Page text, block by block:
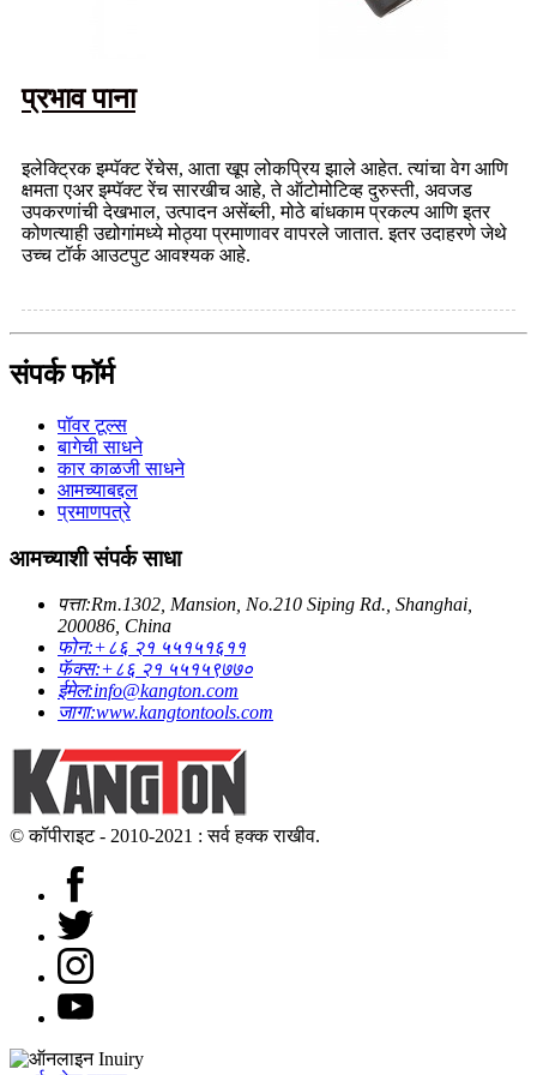
प्रभाव पाना
इलेक्ट्रिक इम्पॅक्ट रेंचेस, आता खूप लोकप्रिय झाले आहेत. त्यांचा वेग आणि
क्षमता एअर इम्पॅक्ट रेंच सारखीच आहे, ते ऑटोमोटिव्ह दुरुस्ती, अवजड
उपकरणांची देखभाल, उत्पादन असेंब्ली, मोठे बांधकाम प्रकल्प आणि इतर
कोणत्याही उद्योगांमध्ये मोठ्या प्रमाणावर वापरले जातात. इतर उदाहरणे जेथे
उच्च टॉर्क आउटपुट आवश्यक आहे.
संपर्क फॉर्म
पॉवर टूल्स
बागेची साधने
कार काळजी साधने
आमच्याबद्दल
प्रमाणपत्रे
आमच्याशी संपर्क साधा
पत्ता:Rm.1302, Mansion, No.210 Siping Rd., Shanghai,
200086, China
फोन:+८६ २१ ५५१५१६११
फॅक्स:+८६ २१ ५५१५९७७०
ईमेल:info@kangton.com
जागा:www.kangtontools.com
© कॉपीराइट - 2010-2021 : सर्व हक्क राखीव.